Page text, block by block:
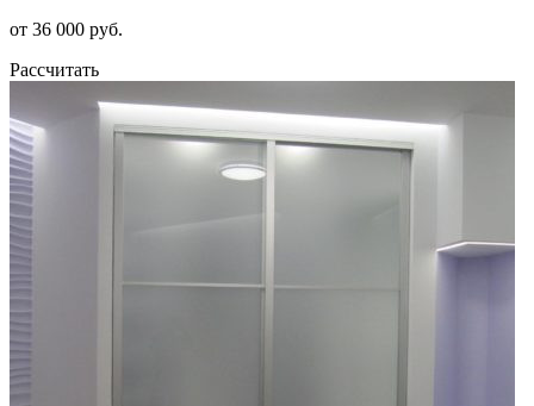
от 36 000 руб.
Рассчитать